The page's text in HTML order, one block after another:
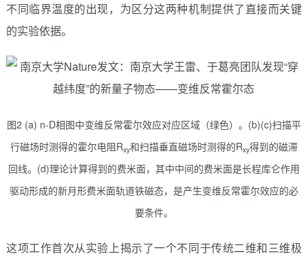
不同临界温度的出现，为区分这两种机制提供了直接而关键
的实验依据。
图2 (a) n-D相图中变维反常霍尔效应对应区域（绿色）。(b)(c)扫描平
行磁场时测得的霍尔电阻Rxy和扫描垂直磁场时测得的Rxy得到的磁滞
回线。(d)理论计算得到的费米面，其中中间的费米面是长程库仑作用
驱动形成的新月形费米面轨道铁磁态，是产生变维反常霍尔效应的必
要条件。
这项工作首次从实验上揭示了一个不同于传统二维和三维极